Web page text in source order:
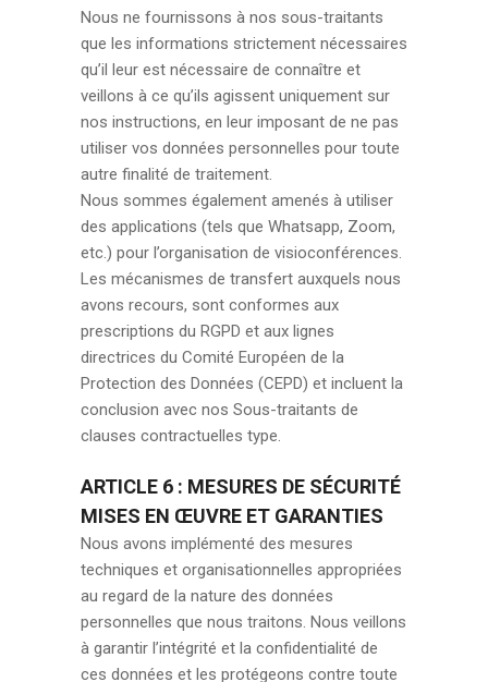
Nous ne fournissons à nos sous-traitants
que les informations strictement nécessaires
qu’il leur est nécessaire de connaître et
veillons à ce qu’ils agissent uniquement sur
nos instructions, en leur imposant de ne pas
utiliser vos données personnelles pour toute
autre finalité de traitement.
Nous sommes également amenés à utiliser
des applications (tels que Whatsapp, Zoom,
etc.) pour l’organisation de visioconférences.
Les mécanismes de transfert auxquels nous
avons recours, sont conformes aux
prescriptions du RGPD et aux lignes
directrices du Comité Européen de la
Protection des Données (CEPD) et incluent la
conclusion avec nos Sous-traitants de
clauses contractuelles type.
ARTICLE 6 : MESURES DE SÉCURITÉ
MISES EN ŒUVRE ET GARANTIES
Nous avons implémenté des mesures
techniques et organisationnelles appropriées
au regard de la nature des données
personnelles que nous traitons. Nous veillons
à garantir l’intégrité et la confidentialité de
ces données et les protégeons contre toute